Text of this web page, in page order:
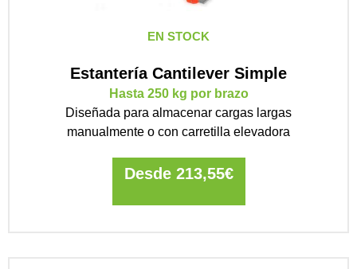
EN STOCK
Estantería Cantilever Simple
Hasta 250 kg por brazo
Diseñada para almacenar cargas largas
manualmente o con carretilla elevadora
Desde 213,55€